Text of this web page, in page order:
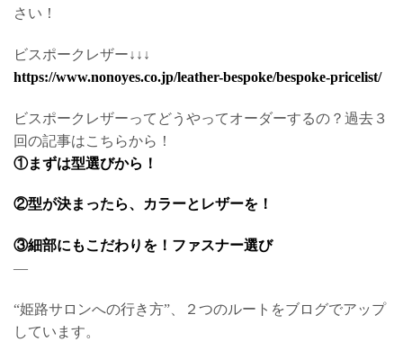
さい！
ビスポークレザー↓↓↓
https://www.nonoyes.co.jp/leather-bespoke/bespoke-pricelist/
ビスポークレザーってどうやってオーダーするの？過去３
回の記事はこちらから！
①まずは型選びから！
②型が決まったら、カラーとレザーを！
③細部にもこだわりを！ファスナー選び
—
“姫路サロンへの行き方”、２つのルートをブログでアップ
しています。